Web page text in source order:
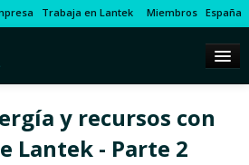
Trabaja en Lantek Miembros España
y recursos con
Lantek - Parte 2